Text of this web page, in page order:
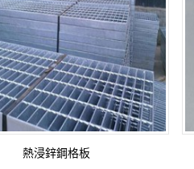
熱浸鋅鋼格板